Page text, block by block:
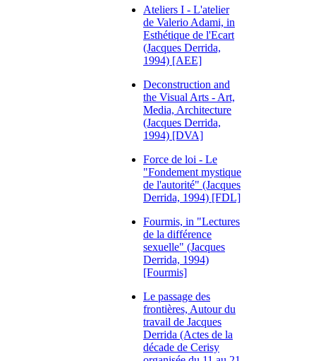
Ateliers I - L'atelier
de Valerio Adami, in
Esthétique de l'Ecart
(Jacques Derrida,
1994) [AEE]
Deconstruction and
the Visual Arts - Art,
Media, Architecture
(Jacques Derrida,
1994) [DVA]
Force de loi - Le
"Fondement mystique
de l'autorité" (Jacques
Derrida, 1994) [FDL]
Fourmis, in "Lectures
de la différence
sexuelle" (Jacques
Derrida, 1994)
[Fourmis]
Le passage des
frontières, Autour du
travail de Jacques
Derrida (Actes de la
décade de Cerisy